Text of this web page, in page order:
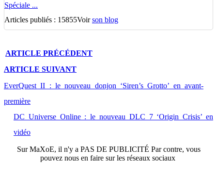
Spéciale ...
Articles publiés : 15855Voirson blog
ARTICLE PRÉCÉDENT
ARTICLE SUIVANT
EverQuest II : le nouveau donjon ‘Siren’s Grotto’ en avant-
première
DC Universe Online : le nouveau DLC 7 ‘Origin Crisis’ en
vidéo
SurMaXoE, il n'y a PAS DE PUBLICITÉ Par contre, vous
pouvez nous en faire sur les réseaux sociaux